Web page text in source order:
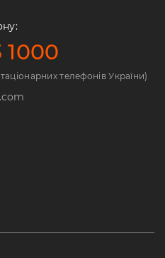
1000
телефонів України)